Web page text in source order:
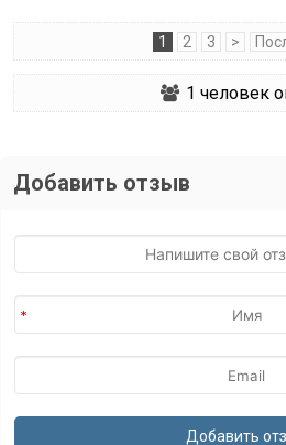
1 2 3 >
1 человек
Добавить отзыв